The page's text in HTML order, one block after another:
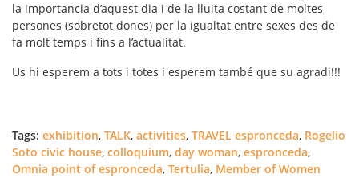
la importancia d’aquest dia i de la lluita costant de moltes
persones (sobretot dones) per la igualtat entre sexes des de
fa molt temps i fins a l’actualitat.
Us hi esperem a tots i totes i esperem també que su agradi!!!
Tags: exhibition, TALK, activities, TRAVEL espronceda, Rogelio
Soto civic house, colloquium, day woman, espronceda,
Omnia point of espronceda, Tertulia, Member of Women